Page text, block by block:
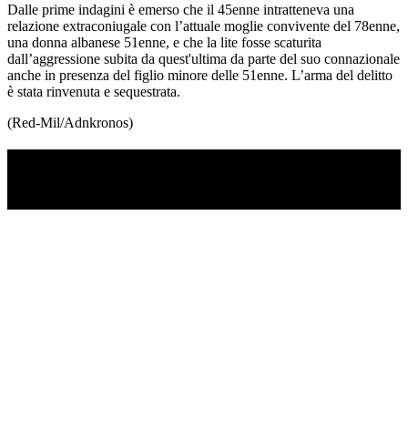
Dalle prime indagini è emerso che il 45enne intratteneva una
relazione extraconiugale con l’attuale moglie convivente del 78enne,
una donna albanese 51enne, e che la lite fosse scaturita
dall’aggressione subita da quest'ultima da parte del suo connazionale
anche in presenza del figlio minore delle 51enne. L’arma del delitto
è stata rinvenuta e sequestrata.
(Red-Mil/Adnkronos)